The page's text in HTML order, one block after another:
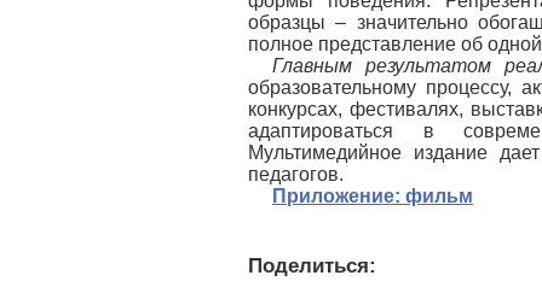
образцы – значительно
полное представление об
Главным результатом
образовательному процессу,
конкурсах, фестивалях,
адаптироваться в
Мультимедийное издание
педагогов.
Приложение: фильм
Поделиться: